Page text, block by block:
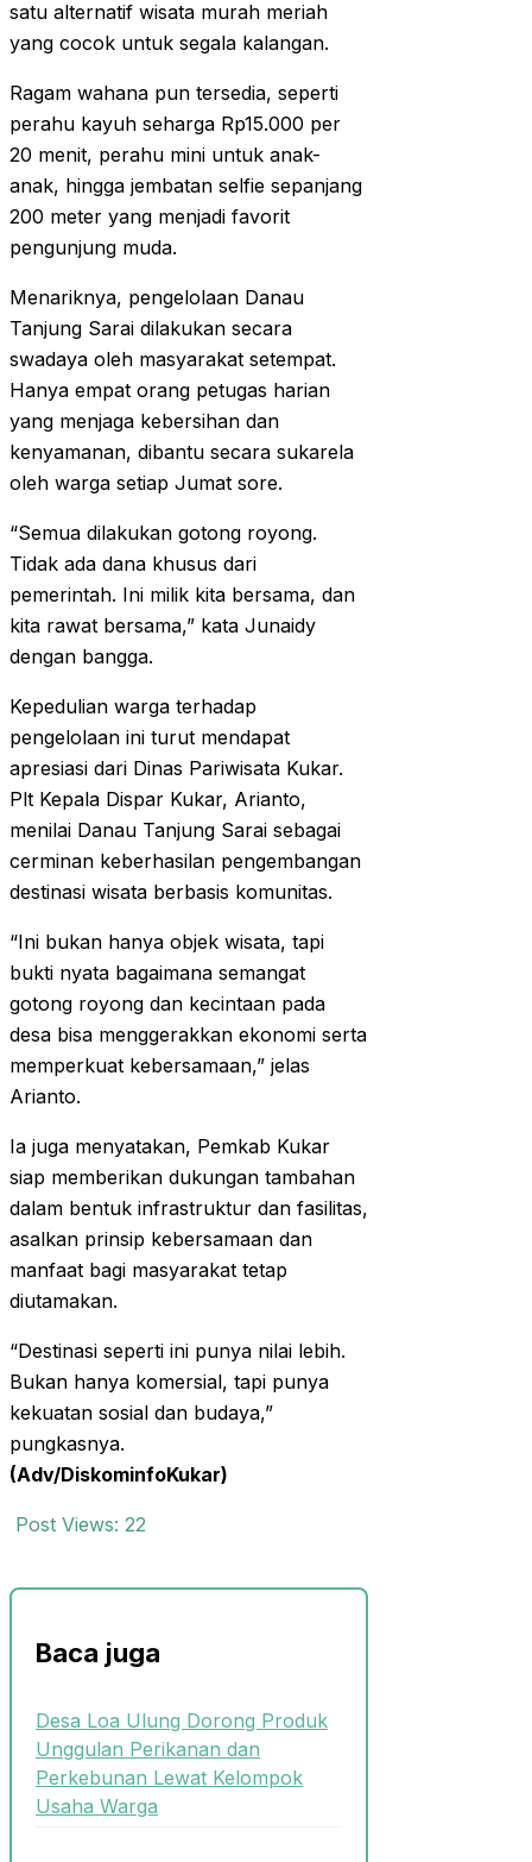
satu alternatif wisata murah meriah
yang cocok untuk segala kalangan.
Ragam wahana pun tersedia, seperti
perahu kayuh seharga Rp15.000 per
20 menit, perahu mini untuk anak-
anak, hingga jembatan selfie sepanjang
200 meter yang menjadi favorit
pengunjung muda.
Menariknya, pengelolaan Danau
Tanjung Sarai dilakukan secara
swadaya oleh masyarakat setempat.
Hanya empat orang petugas harian
yang menjaga kebersihan dan
kenyamanan, dibantu secara sukarela
oleh warga setiap Jumat sore.
“Semua dilakukan gotong royong.
Tidak ada dana khusus dari
pemerintah. Ini milik kita bersama, dan
kita rawat bersama,” kata Junaidy
dengan bangga.
Kepedulian warga terhadap
pengelolaan ini turut mendapat
apresiasi dari Dinas Pariwisata Kukar.
Plt Kepala Dispar Kukar, Arianto,
menilai Danau Tanjung Sarai sebagai
cerminan keberhasilan pengembangan
destinasi wisata berbasis komunitas.
“Ini bukan hanya objek wisata, tapi
bukti nyata bagaimana semangat
gotong royong dan kecintaan pada
desa bisa menggerakkan ekonomi serta
memperkuat kebersamaan,” jelas
Arianto.
Ia juga menyatakan, Pemkab Kukar
siap memberikan dukungan tambahan
dalam bentuk infrastruktur dan fasilitas,
asalkan prinsip kebersamaan dan
manfaat bagi masyarakat tetap
diutamakan.
“Destinasi seperti ini punya nilai lebih.
Bukan hanya komersial, tapi punya
kekuatan sosial dan budaya,”
pungkasnya.
(Adv/DiskominfoKukar)
Post Views: 22
Baca juga
Desa Loa Ulung Dorong Produk
Unggulan Perikanan dan
Perkebunan Lewat Kelompok
Usaha Warga